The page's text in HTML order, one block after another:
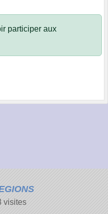
participer aux
visites